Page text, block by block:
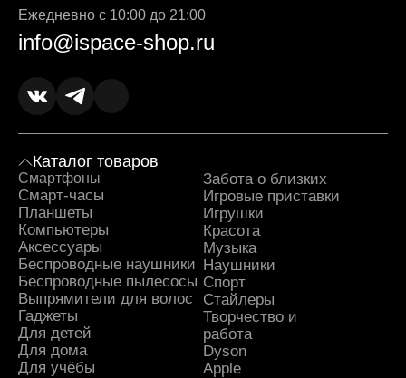
Ежедневно с 10:00 до 21:00
info@ispace-shop.ru
Каталог товаров
Смартфоны
Смарт-часы
Планшеты
Компьютеры
Аксессуары
Беспроводные наушники
Беспроводные пылесосы
Выпрямители для волос
Гаджеты
Для детей
Для дома
Для учёбы
Забота о близких
Игровые приставки
Игрушки
Красота
Музыка
Наушники
Спорт
Стайлеры
Творчество и
работа
Dyson
Apple